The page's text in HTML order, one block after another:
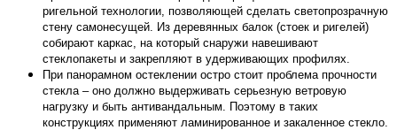
ригельной технологии, позволяющей сделать светопрозрачную
стену самонесущей. Из деревянных балок (стоек и ригелей)
собирают каркас, на который снаружи навешивают
стеклопакеты и закрепляют в удерживающих профилях.
При панорамном остеклении остро стоит проблема прочности
стекла – оно должно выдерживать серьезную ветровую
нагрузку и быть антивандальным. Поэтому в таких
конструкциях применяют ламинированное и закаленное стекло.